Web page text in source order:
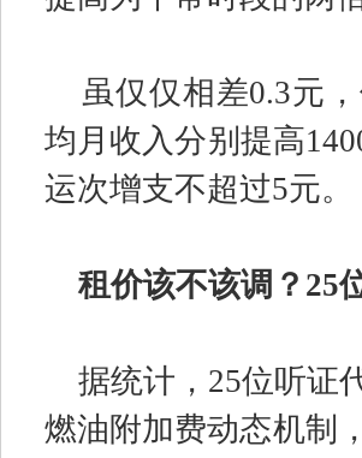
虽仅仅相差0.3元
均月收入分别提高
运次增支不超过5元。
租价该不该调？ 25
据统计， 25位听证
燃油附加费动态机制